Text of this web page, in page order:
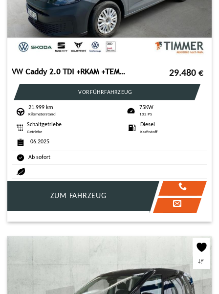
VW Caddy 2.0 TDI +RKAM +TEMPO +KEYLESS +SHZ +KLIMA 29.480 €
VORFÜHRFAHRZEUG
21.999 km
Kilometerstand
75KW
102 PS
Schaltgetriebe
Getriebe
Diesel
Kraftstoff
06.2025
Ab sofort
ZUM FAHRZEUG